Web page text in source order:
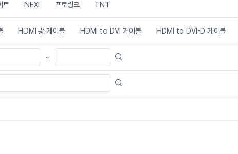
트 NEXI 프로링크 TNT
HDMI 광 케이블 HDMI to DVI 케이블 HDMI to DVI-D 케이블
~